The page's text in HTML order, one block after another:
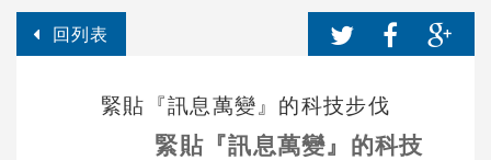
回列表
緊貼『訊息萬變』的科技步伐
緊貼『訊息萬變』的科技